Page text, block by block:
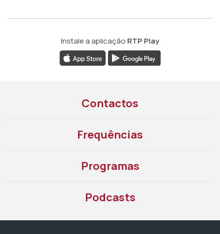
Instale a aplicação RTP Play
Contactos
Frequências
Programas
Podcasts